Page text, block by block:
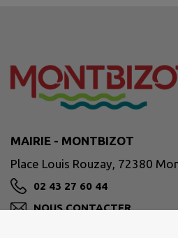
MAIRIE - MONTBIZOT
Place Louis Rouzay, 72380
02 43 27 60 44
NOUS CONTACTER